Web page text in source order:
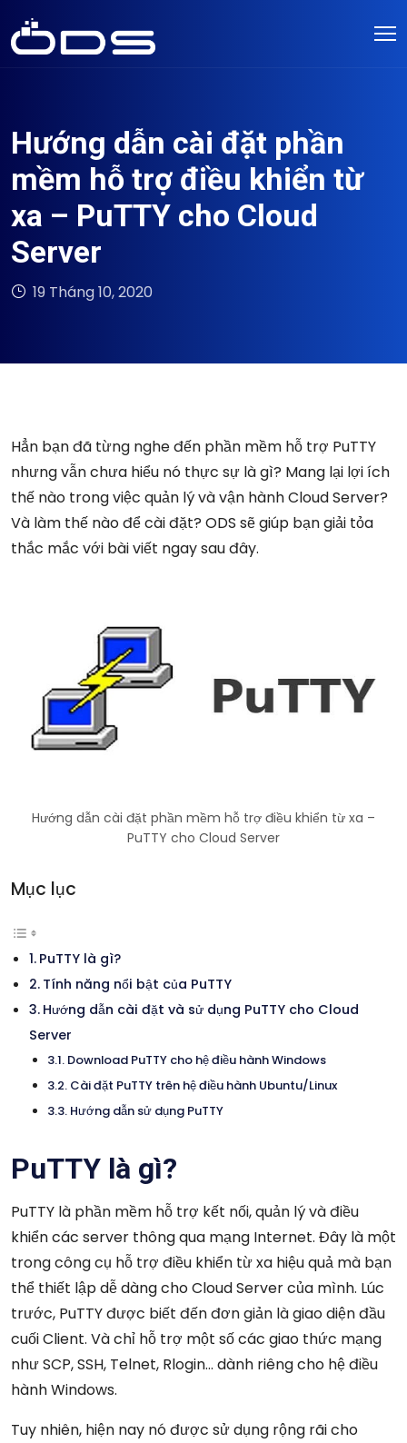
Hướng dẫn cài đặt phần
mềm hỗ trợ điều khiển từ
xa – PuTTY cho Cloud
Server
19 Tháng 10, 2020
Hẳn bạn đã từng nghe đến phần mềm hỗ trợ PuTTY
nhưng vẫn chưa hiểu nó thực sự là gì? Mang lại lợi ích
thế nào trong việc quản lý và vận hành Cloud Server?
Và làm thế nào để cài đặt? ODS sẽ giúp bạn giải tỏa
thắc mắc với bài viết ngay sau đây.
Hướng dẫn cài đặt phần mềm hỗ trợ điều khiển từ xa –
PuTTY cho Cloud Server
Mục lục
PuTTY là gì?
Tính năng nổi bật của PuTTY
Hướng dẫn cài đặt và sử dụng PuTTY cho Cloud
Server
Download PuTTY cho hệ điều hành Windows
Cài đặt PuTTY trên hệ điều hành Ubuntu/Linux
Hướng dẫn sử dụng PuTTY
PuTTY là gì?
PuTTY là phần mềm hỗ trợ kết nối, quản lý và điều
khiển các server thông qua mạng Internet. Đây là một
trong công cụ hỗ trợ điều khiển từ xa hiệu quả mà bạn
thể thiết lập dễ dàng cho Cloud Server của mình. Lúc
trước, PuTTY được biết đến đơn giản là giao diện đầu
cuối Client. Và chỉ hỗ trợ một số các giao thức mạng
như SCP, SSH, Telnet, Rlogin… dành riêng cho hệ điều
hành Windows.
Tuy nhiên, hiện nay nó được sử dụng rộng rãi cho